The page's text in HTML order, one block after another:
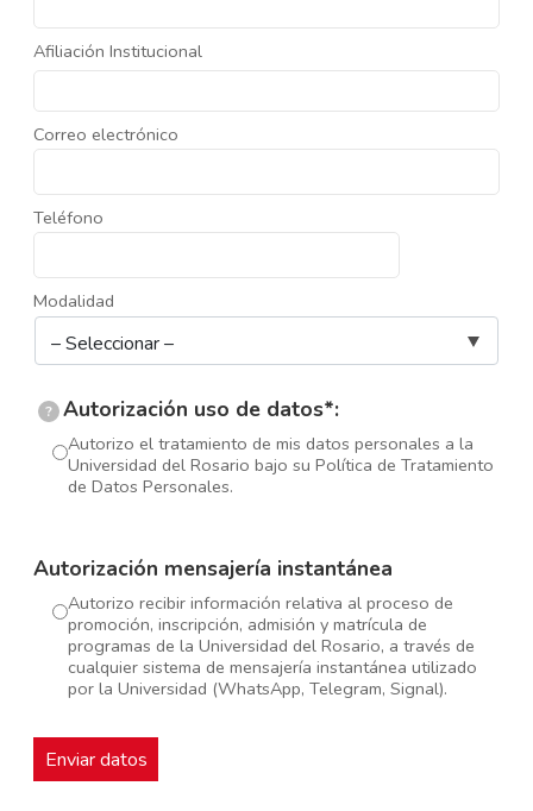
Afiliación Institucional
Correo electrónico
Teléfono
Modalidad
? Autorización uso de datos*:
Autorizo el tratamiento de mis datos personales a la
Universidad del Rosario bajo su Política de Tratamiento
de Datos Personales.
Autorización mensajería instantánea
Autorizo recibir información relativa al proceso de
promoción, inscripción, admisión y matrícula de
programas de la Universidad del Rosario, a través de
cualquier sistema de mensajería instantánea utilizado
por la Universidad (WhatsApp, Telegram, Signal).